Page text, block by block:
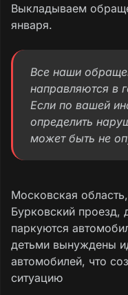
Выкладываем
января.
Все наши
направляются в
Если по вашей
определить
может быть не
Московская
Бурковский проезд,
паркуются
детьми вынуждены
автомобилей, что
ситуацию